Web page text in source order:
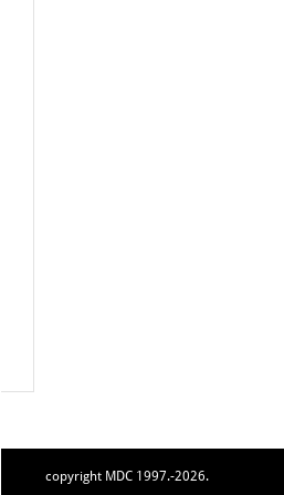
copyright MDC 1997.-2026.